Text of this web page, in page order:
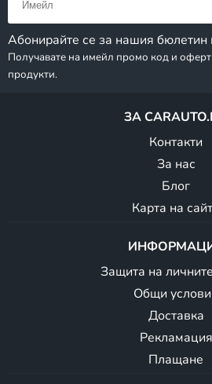
Абонирайте се за нашия бюлетин
Получавате на имейл промо код и
продукти.
ЗА
Контакти
За нас
Блог
Карта на
Защита на
Общи
Доставка
Рекламация
Плащане